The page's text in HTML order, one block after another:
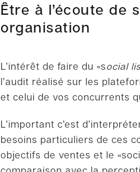
Être à l’écoute de
organisation
L’intérêt de faire du «social
l’audit réalisé sur les
et celui de vos concurrents
L’important c’est
besoins particuliers de ces
objectifs de ventes et le «